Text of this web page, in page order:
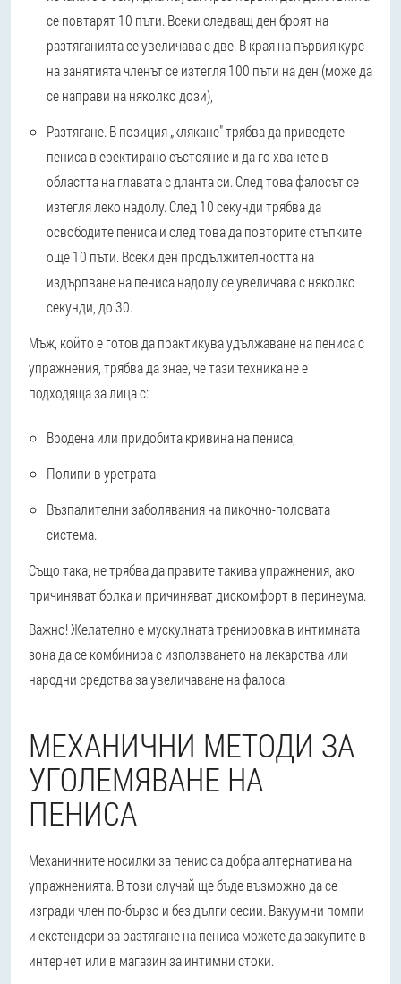
се повтарят 10 пъти. Всеки следващ ден броят на
разтяганията се увеличава с две. В края на първия курс
на занятията членът се изтегля 100 пъти на ден (може да
се направи на няколко дози),
Разтягане. В позиция „клякане" трябва да приведете
пениса в еректирано състояние и да го хванете в
областта на главата с дланта си. След това фалосът се
изтегля леко надолу. След 10 секунди трябва да
освободите пениса и след това да повторите стъпките
още 10 пъти. Всеки ден продължителността на
издърпване на пениса надолу се увеличава с няколко
секунди, до 30.
Мъж, който е готов да практикува удължаване на пениса с
упражнения, трябва да знае, че тази техника не е
подходяща за лица с:
Вродена или придобита кривина на пениса,
Полипи в уретрата
Възпалителни заболявания на пикочно-половата
система.
Също така, не трябва да правите такива упражнения, ако
причиняват болка и причиняват дискомфорт в перинеума.
Важно! Желателно е мускулната тренировка в интимната
зона да се комбинира с използването на лекарства или
народни средства за увеличаване на фалоса.
МЕХАНИЧНИ МЕТОДИ ЗА
УГОЛЕМЯВАНЕ НА
ПЕНИСА
Механичните носилки за пенис са добра алтернатива на
упражненията. В този случай ще бъде възможно да се
изгради член по-бързо и без дълги сесии. Вакуумни помпи
и екстендери за разтягане на пениса можете да закупите в
интернет или в магазин за интимни стоки.